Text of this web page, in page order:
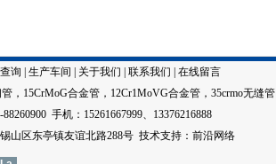
询 生产车间 关于我们 联系我们
在线留言
管 ， 15CrMoG合金管 ， 12Cr1MoVG合金管 ， 35crmo无缝管
手机：15261667999、13376216888
山区东亭镇友谊北路288号 技术支持：前沿网络